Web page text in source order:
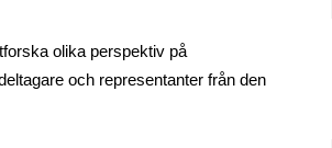
olika perspektiv på
och representanter från den